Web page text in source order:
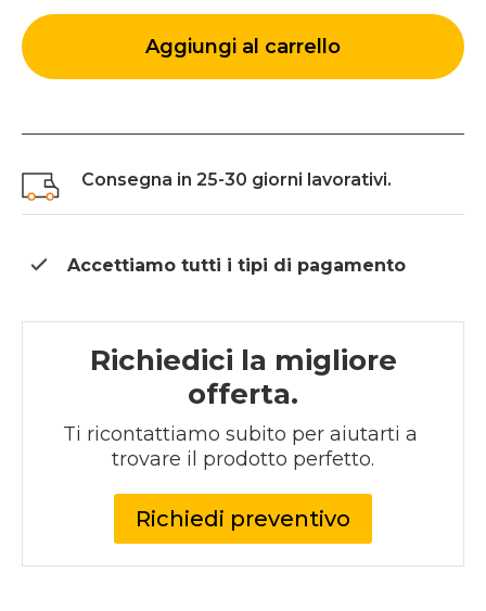
Aggiungi al carrello
Consegna in 25-30 giorni lavorativi.
Accettiamo tutti i tipi di pagamento
Richiedici la migliore
offerta.
Ti ricontattiamo subito per aiutarti a
trovare il prodotto perfetto.
Richiedi preventivo